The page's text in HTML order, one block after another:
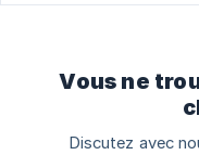
Vous ne
Discutez avec